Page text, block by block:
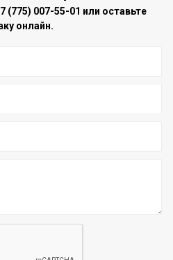
(775) 007-55-01 или оставьте
онлайн.